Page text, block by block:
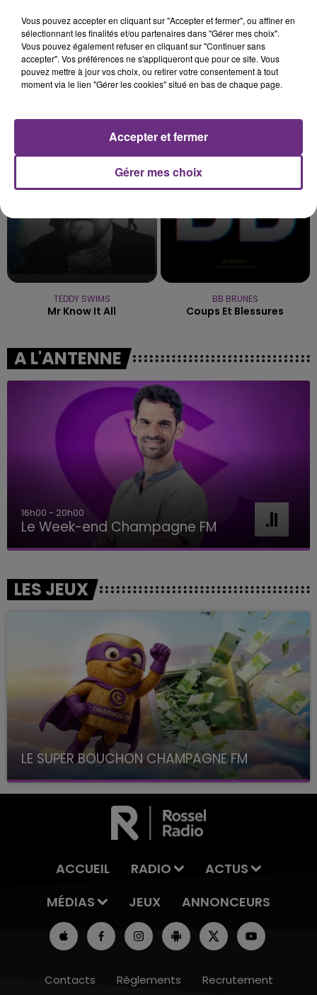
La Lune Where Is My Husband!
TEDDY SWIMS
Mr Know It All
BB BRUNES
Coups Et Blessures
A L'ANTENNE
7h00 - 11h00
BEST OF
LES JEUX
LE SUPER BOUCHON CHAMPAGNE FM
avec La Famille Champagne FM, à 8H10
ACCUEIL RADIO
ACTUS
MÉDIAS
JEUX ANNONCEURS
Contacts Règlements Recrutement
Vous pouvez accepter en cliquant sur "Accepter et fermer", ou affiner en
sélectionnant les finalités et/ou partenaires dans "Gérer mes choix".
Vous pouvez également refuser en cliquant sur "Continuer sans
accepter". Vos préférences ne s'appliqueront que pour ce site. Vous
pouvez mettre à jour vos choix, ou retirer votre consentement à tout
moment via le lien "Gérer les cookies" situé en bas de chaque page.
Gérer mes choix
Accepter et fermer